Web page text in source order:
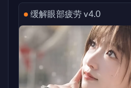
缓解眼部疲劳 v4.0